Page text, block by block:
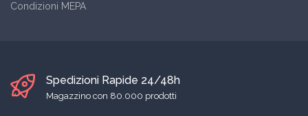
Condizioni MEPA
Spedizioni Rapide 24/48h
Magazzino con 80.000 prodotti